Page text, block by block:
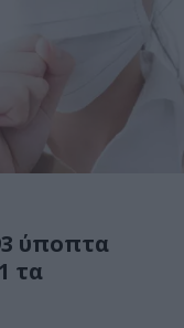
ύποπτα
τα